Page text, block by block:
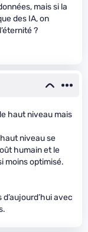
mais si la
des IA, on
?
haut niveau mais
niveau se
humain et le
moins optimisé.
avec